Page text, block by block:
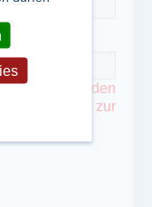
für den
bei Fragen zur